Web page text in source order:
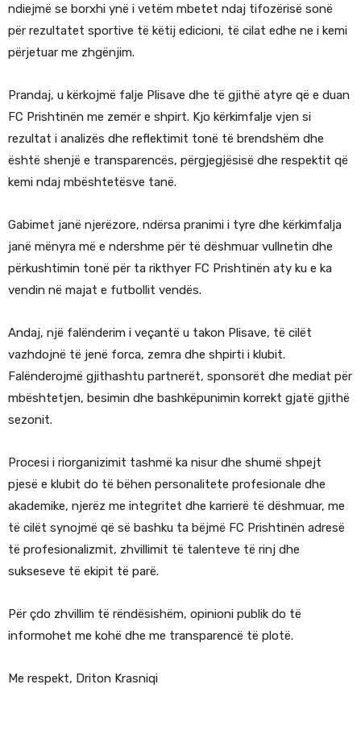
ndiejmë se borxhi ynë i vetëm mbetet ndaj tifozërisë sonë
për rezultatet sportive të këtij edicioni, të cilat edhe ne i kemi
përjetuar me zhgënjim.
Prandaj, u kërkojmë falje Plisave dhe të gjithë atyre që e duan
FC Prishtinën me zemër e shpirt. Kjo kërkimfalje vjen si
rezultat i analizës dhe reflektimit tonë të brendshëm dhe
është shenjë e transparencës, përgjegjësisë dhe respektit që
kemi ndaj mbështetësve tanë.
Gabimet janë njerëzore, ndërsa pranimi i tyre dhe kërkimfalja
janë mënyra më e ndershme për të dëshmuar vullnetin dhe
përkushtimin tonë për ta rikthyer FC Prishtinën aty ku e ka
vendin në majat e futbollit vendës.
Andaj, një falënderim i veçantë u takon Plisave, të cilët
vazhdojnë të jenë forca, zemra dhe shpirti i klubit.
Falënderojmë gjithashtu partnerët, sponsorët dhe mediat për
mbështetjen, besimin dhe bashkëpunimin korrekt gjatë gjithë
sezonit.
Procesi i riorganizimit tashmë ka nisur dhe shumë shpejt
pjesë e klubit do të bëhen personalitete profesionale dhe
akademike, njerëz me integritet dhe karrierë të dëshmuar, me
të cilët synojmë që së bashku ta bëjmë FC Prishtinën adresë
të profesionalizmit, zhvillimit të talenteve të rinj dhe
sukseseve të ekipit të parë.
Për çdo zhvillim të rëndësishëm, opinioni publik do të
informohet me kohë dhe me transparencë të plotë.
Me respekt, Driton Krasniqi